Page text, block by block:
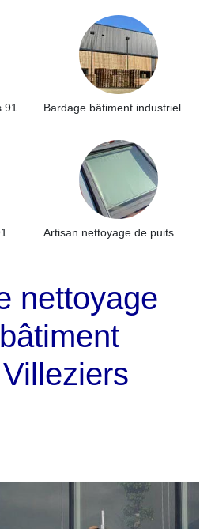
91
nettoyage